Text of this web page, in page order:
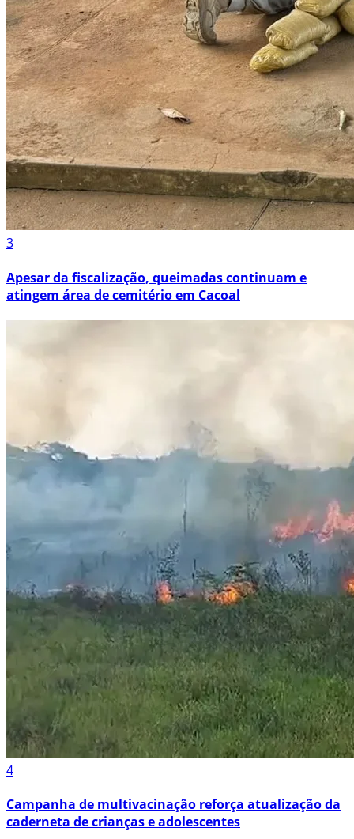
3
Apesar da fiscalização, queimadas continuam e
atingem área de cemitério em Cacoal
4
Campanha de multivacinação reforça atualização da
caderneta de crianças e adolescentes